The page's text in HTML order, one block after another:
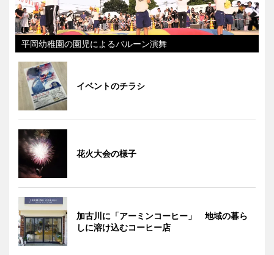
平岡幼稚園の園児によるバルーン演舞
イベントのチラシ
花火大会の様子
加古川に「アーミンコーヒー」 地域の暮ら
しに溶け込むコーヒー店